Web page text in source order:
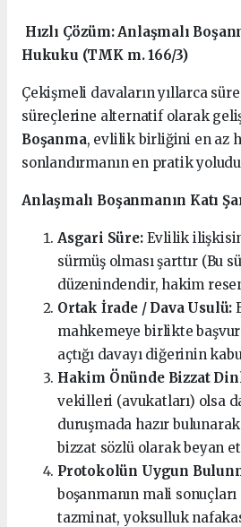
Hızlı Çözüm: Anlaşmalı
Hukuku (TMK m. 166/3)
Çekişmeli davaların yıllarca
süreçlerine alternatif olarak
Boşanma, evlilik birliğini en az
sonlandırmanın en pratik
Anlaşmalı Boşanmanın Katı
Asgari Süre:Evlilik
sürmüş olması şarttır (Bu
düzenindendir, hakim
Ortak İrade / Dava Usulü:
mahkemeye birlikte
açtığı davayı diğerinin
Hakim Önünde Bizzat
vekilleri (avukatları) olsa
duruşmada hazır
bizzat sözlü olarak beyan
Protokolün Uygun
boşanmanın mali
tazminat, yoksulluk